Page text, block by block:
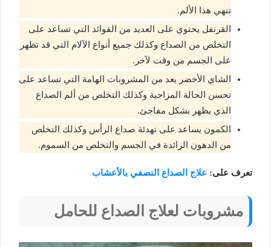
تنهي هذا الألم.
القرنفل يحتوي على العديد من الفوائد التي تساعد على
التخلص من الصداع وكذلك جميع أنواع الآلام التي قد تظهر
على الجسم من وقت لآخر.
الشاي الأخضر يعد من المشروبات الهامة التي تساعد على
تحسن الحالة المزاجية وكذلك التخلص من ألم الصداع
الذي يظهر بشكل مفاجئ.
الكمون يساعد على تهدئة صداع الرأس وكذلك التخلص
من الدهون الزائدة في الجسم والتخلص من السموم.
تعرف على: علاج الصداع النصفي بالأعشاب
مشروبات لعلاج الصداع للحامل